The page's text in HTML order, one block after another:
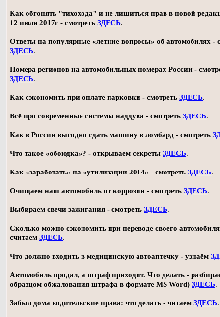
Как обгонять "тихохода" и не лишиться прав в новой
12 июля 2017г - смотреть ЗДЕСЬ.
Ответы на популярные «летние вопросы» об автомобилях -
ЗДЕСЬ.
Номера регионов на автомобильных номерах России -
ЗДЕСЬ.
Как сэкономить при оплате парковки - смотреть ЗДЕСЬ.
Всё про современные системы наддува - смотреть ЗДЕСЬ.
Как в России выгодно сдать машину в ломбард - смотреть
Что такое «обоюдка»? - открываем секреты ЗДЕСЬ.
Как «заработать» на «утилизации 2014» - смотреть ЗДЕСЬ.
Очищаем наш автомобиль от коррозии - смотреть ЗДЕСЬ.
Выбираем свечи зажигания - смотреть ЗДЕСЬ.
Сколько можно сэкономить при переводе своего автомобиля
считаем ЗДЕСЬ.
Что должно входить в медицинскую автоаптечку - узнаём
Автомобиль продал, а штраф приходит. Что делать -
образцом обжалования штрафа в формате MS Word) ЗДЕСЬ.
Забыл дома водительские права: что делать - читаем ЗДЕСЬ.